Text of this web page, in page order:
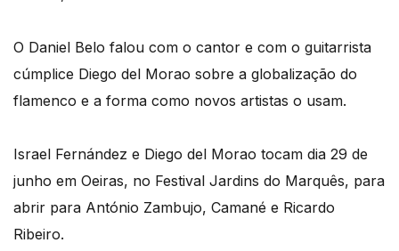
O Daniel Belo falou com o cantor e com o guitarrista
cúmplice Diego del Morao sobre a globalização do
flamenco e a forma como novos artistas o usam.
Israel Fernández e Diego del Morao tocam dia 29 de
junho em Oeiras, no Festival Jardins do Marquês, para
abrir para António Zambujo, Camané e Ricardo
Ribeiro.